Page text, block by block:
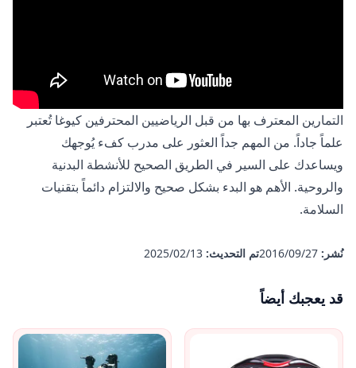
التمارين المعترف بها من قبل الرياضيين المحترفين كيوغا تُعتبر
علماً جاداً. من المهم جداً العثور على مدرب كفء يُوجهك
ويساعدك على السير في الطريق الصحيح للأنشطة البدنية
والروحية. الأهم هو البدء بشكل صحيح والالتزام دائماً بتقنيات
السلامة.
نُشر: 27‏/09‏/2016 تم التحديث: 13‏/02‏/2025
قد يعجبك أيضاً